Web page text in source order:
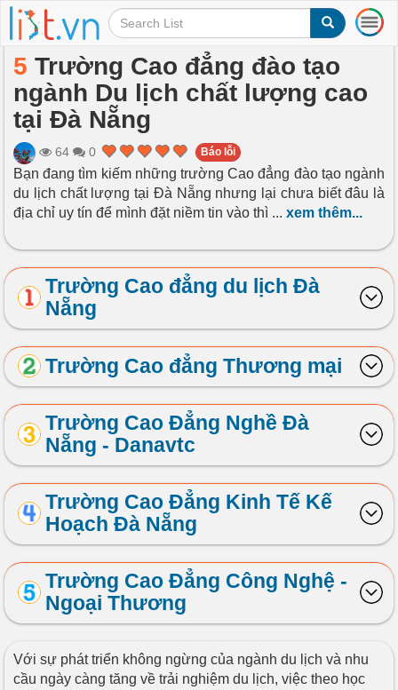
T
o
l
e
i
g
i
o
5 Trường Cao đẳng đào tạo
ngành Du lịch chất lượng cao
tại Đà Nẵng
64 0 Báo lỗi
Bạn đang tìm kiếm những trường Cao đẳng đào tạo ngành
du lịch chất lượng tại Đà Nẵng nhưng lại chưa biết đâu là
địa chỉ uy tín để mình đặt niềm tin vào thì ... xem thêm...
Trường Cao đẳng du lịch Đà
Nẵng
Trường Cao đẳng Thương mại
Trường Cao Đẳng Nghề Đà
Nẵng - Danavtc
Trường Cao Đẳng Kinh Tế Kế
Hoạch Đà Nẵng
Trường Cao Đẳng Công Nghệ -
Ngoại Thương
Với sự phát triển không ngừng của ngành du lịch và nhu
cầu ngày càng tăng về trải nghiệm du lịch, việc theo học